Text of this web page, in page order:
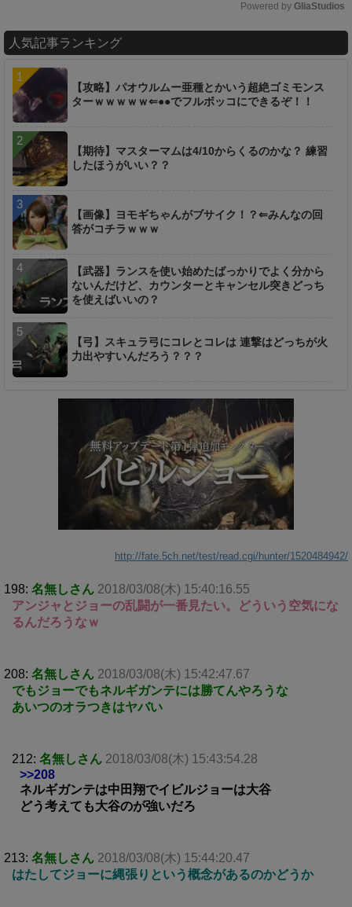
u
e
Powered by GliaStudios
人気記事ランキング
【攻略】パオウルムー亜種とかいう超絶ゴミモンス
ターｗｗｗｗｗ⇐●●でフルボッコにできるぞ！！
【期待】マスターマムは4/10からくるのかな？ 練習
したほうがいい？？
【画像】ヨモギちゃんがブサイク！？⇐みんなの回
答がコチラｗｗｗ
【武器】ランスを使い始めたばっかりでよく分から
ないんだけど、カウンターとキャンセル突きどっち
を使えばいいの？
【弓】スキュラ弓にコレとコレは 連撃はどっちが火
力出やすいんだろう？？？
http://fate.5ch.net/test/read.cgi/hunter/1520484942/
198: 名無しさん 2018/03/08(木) 15:40:16.55
アンジャとジョーの乱闘が一番見たい。どういう空気にな
るんだろうなｗ
208: 名無しさん 2018/03/08(木) 15:42:47.67
でもジョーでもネルギガンテには勝てんやろうな
あいつのオラつきはヤバい
212: 名無しさん 2018/03/08(木) 15:43:54.28
>>208
ネルギガンテは中田翔でイビルジョーは大谷
どう考えても大谷のが強いだろ
213: 名無しさん 2018/03/08(木) 15:44:20.47
はたしてジョーに縄張りという概念があるのかどうか